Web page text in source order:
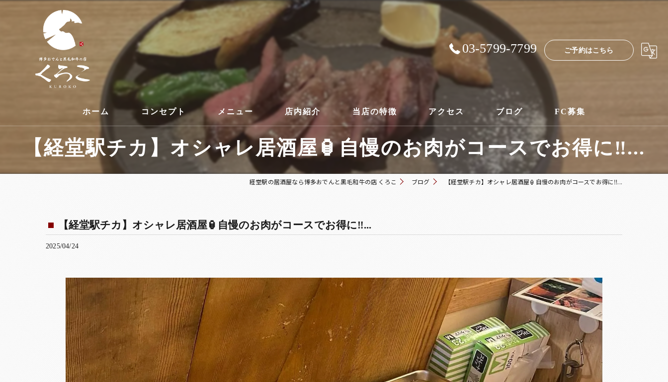
03-5799-7799 ご予約はこちら
ホーム コンセプト メニュー 店内紹介 当店の特徴
コース
アクセス ブログ FC募集
【経堂駅チカ】オシャレ居酒屋🏮自慢のお肉がコースでお得に‼️...
経堂駅の居酒屋なら博多おでんと黒毛和牛の店 くろこ ブログ 【経堂駅チカ】オシャレ居酒屋🏮自慢のお肉がコースでお得に‼️...
【経堂駅チカ】オシャレ居酒屋🏮自慢のお肉がコースでお得に‼️...
2025/04/24